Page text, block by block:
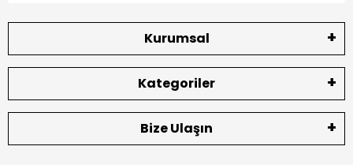
Kurumsal
Kategoriler
Bize Ulaşın